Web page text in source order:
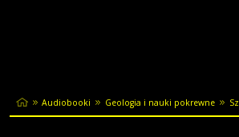
Audiobooki Geologia i nauki pokrewne